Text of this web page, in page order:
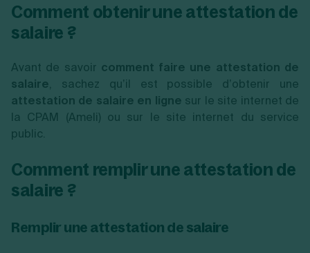
Comment obtenir une attestation de
salaire ?
Avant de savoir comment faire une attestation de
salaire, sachez qu’il est possible d’obtenir une
attestation de salaire en ligne sur le site internet de
la CPAM (Ameli) ou sur le site internet du service
public.
Comment remplir une attestation de
salaire ?
Remplir une attestation de salaire